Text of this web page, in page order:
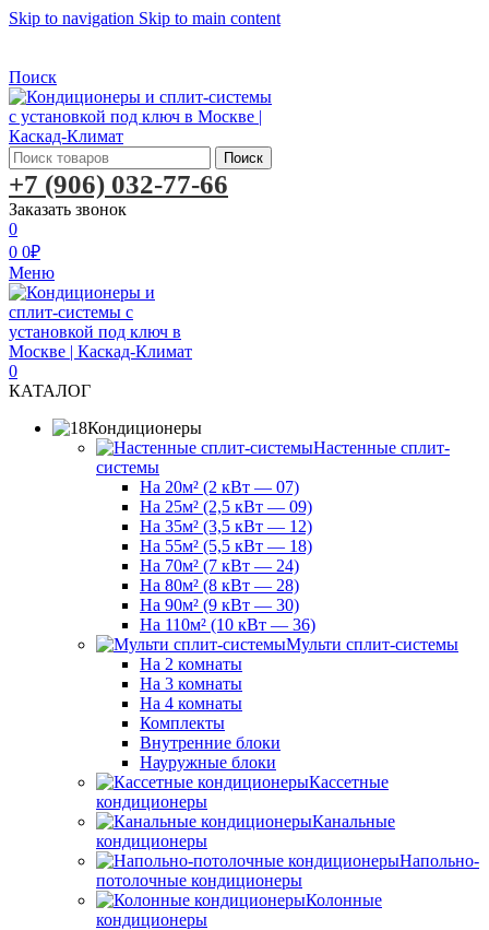
Skip to navigation Skip to main content
Поиск
Поиск
+7 (906) 032-77-66
Заказать звонок
0
0 0₽
Меню
0
КАТАЛОГ
Кондиционеры
Настенные сплит-
системы
На 20м² (2 кВт — 07)
На 25м² (2,5 кВт — 09)
На 35м² (3,5 кВт — 12)
На 55м² (5,5 кВт — 18)
На 70м² (7 кВт — 24)
На 80м² (8 кВт — 28)
На 90м² (9 кВт — 30)
На 110м² (10 кВт — 36)
Мульти сплит-системы
На 2 комнаты
На 3 комнаты
На 4 комнаты
Комплекты
Внутренние блоки
Науружные блоки
Кассетные
кондиционеры
Канальные
кондиционеры
Напольно-
потолочные кондиционеры
Колонные
кондиционеры